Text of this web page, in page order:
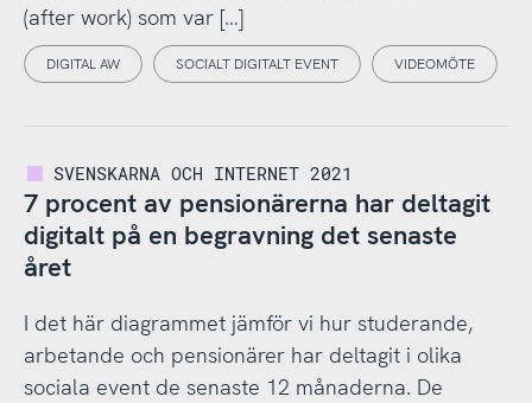
(after work) som var […]
DIGITAL AW SOCIALT DIGITALT EVENT VIDEOMÖTE
SVENSKARNA OCH INTERNET 2021
7 procent av pensionärerna har deltagit
digitalt på en begravning det senaste
året
I det här diagrammet jämför vi hur studerande,
arbetande och pensionärer har deltagit i olika
sociala event de senaste 12 månaderna. De